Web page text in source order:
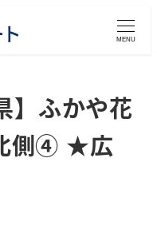
MENU
】ふかや花
側④ ★広